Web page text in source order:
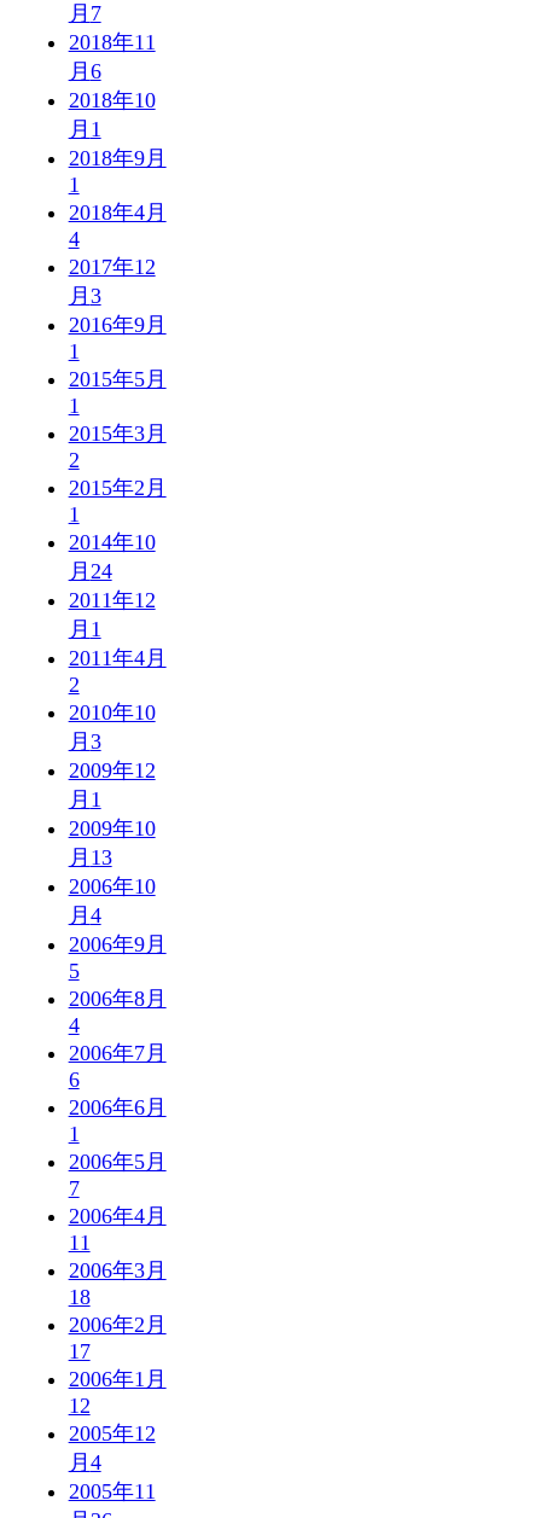
月 7
2018年11
月 6
2018年10
月 1
2018年9月
1
2018年4月
4
2017年12
月 3
2016年9月
1
2015年5月
1
2015年3月
2
2015年2月
1
2014年10
月 24
2011年12
月 1
2011年4月
2
2010年10
月 3
2009年12
月 1
2009年10
月 13
2006年10
月 4
2006年9月
5
2006年8月
4
2006年7月
6
2006年6月
1
2006年5月
7
2006年4月
11
2006年3月
18
2006年2月
17
2006年1月
12
2005年12
月 4
2005年11